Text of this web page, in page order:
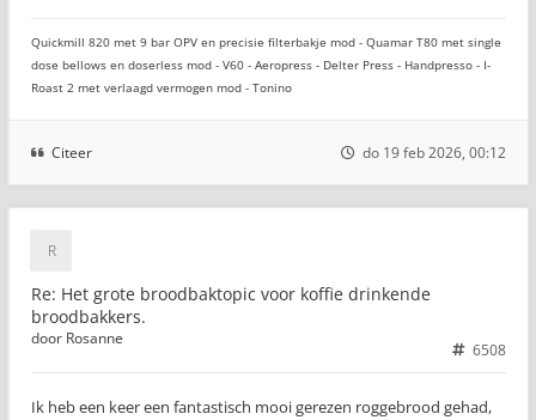
Quickmill 820 met 9 bar OPV en precisie filterbakje mod - Quamar T80 met single
dose bellows en doserless mod - V60 - Aeropress - Delter Press - Handpresso - I-
Roast 2 met verlaagd vermogen mod - Tonino
Citeer do 19 feb 2026, 00:12
Re: Het grote broodbaktopic voor koffie drinkende
broodbakkers.
6508
door Rosanne
Ik heb een keer een fantastisch mooi gerezen roggebrood gehad,